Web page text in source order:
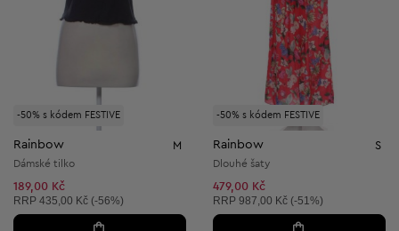
-50% s kódem FESTIVE
Rainbow M
Dámské tilko
189,00 Kč
Doporučená cena:
RRP 435,00 Kč (-56%)
-50% s kódem FESTIVE
Rainbow S
Dlouhé šaty
479,00 Kč
Doporučená cena:
RRP 987,00 Kč (-51%)